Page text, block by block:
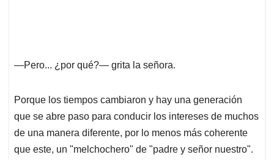
—Pero... ¿por qué?— grita la señora.
Porque los tiempos cambiaron y hay una generación
que se abre paso para conducir los intereses de muchos
de una manera diferente, por lo menos más coherente
que este, un "melchochero" de "padre y señor nuestro".